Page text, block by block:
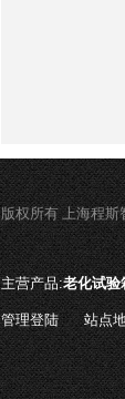
版权所有 上海程斯
主营产品:老化试验
管理登陆 站点